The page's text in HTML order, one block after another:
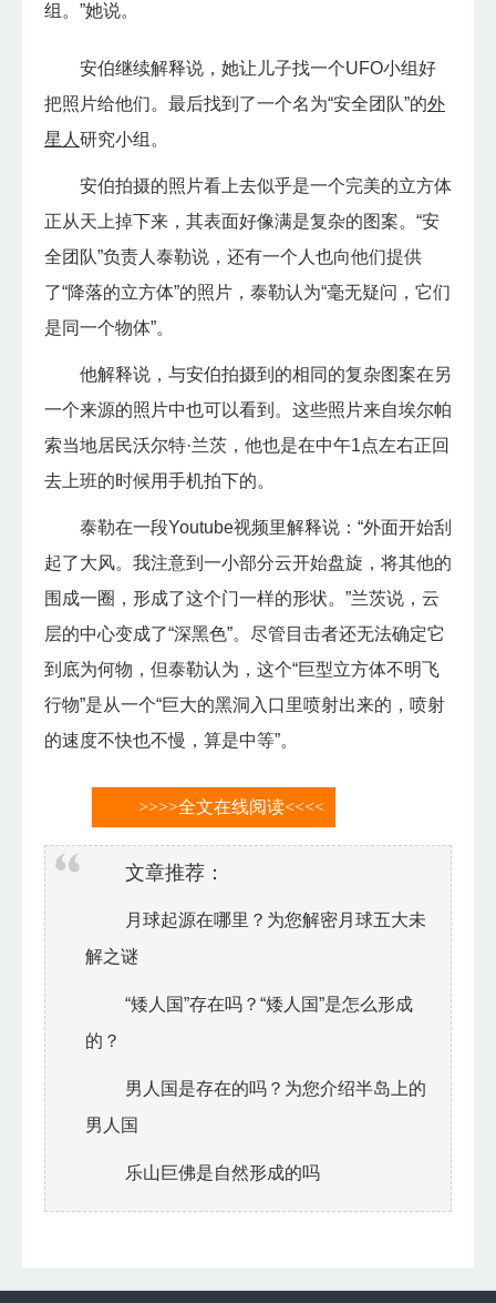
组。”她说。
安伯继续解释说，她让儿子找一个UFO小组好
把照片给他们。最后找到了一个名为“安全团队”的外
星人 研究小组。
安伯拍摄的照片看上去似乎是一个完美的立方体
正从天上掉下来，其表面好像满是复杂的图案。“安
全团队”负责人泰勒说，还有一个人也向他们提供
了“降落的立方体”的照片，泰勒认为“毫无疑问，它们
是同一个物体”。
他解释说，与安伯拍摄到的相同的复杂图案在另
一个来源的照片中也可以看到。这些照片来自埃尔帕
索当地居民沃尔特·兰茨，他也是在中午1点左右正回
去上班的时候用手机拍下的。
泰勒在一段Youtube视频里解释说：“外面开始刮
起了大风。我注意到一小部分云开始盘旋，将其他的
围成一圈，形成了这个门一样的形状。”兰茨说，云
层的中心变成了“深黑色”。尽管目击者还无法确定它
到底为何物，但泰勒认为，这个“巨型立方体不明飞
行物”是从一个“巨大的黑洞入口里喷射出来的，喷射
的速度不快也不慢，算是中等”。
>>>>全文在线阅读<<<<
文章推荐：
月球起源在哪里？为您解密月球五大未
解之谜
“矮人国”存在吗？“矮人国”是怎么形成
的？
男人国是存在的吗？为您介绍半岛上的
男人国
乐山巨佛是自然形成的吗